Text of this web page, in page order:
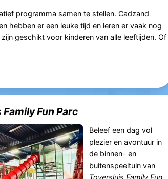
programma samen te stellen. Cadzand
hebben er een leuke tijd en leren er vaak nog
geschikt voor kinderen van alle leeftijden. Of
Fun Parc
Beleef een dag vol
plezier en avontuur in
de binnen- en
buitenspeeltuin van
Toversluis Family Fun